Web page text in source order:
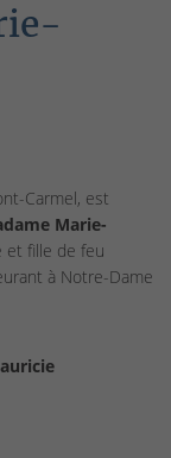
Carmel, est
Marie-
et fille de feu
à Notre-Dame